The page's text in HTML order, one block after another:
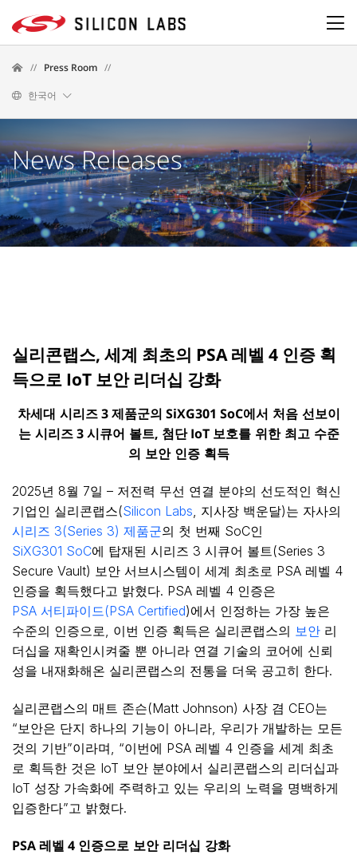
// Press Room //
한국어
News Releases
실리콘랩스, 세계 최초의 PSA 레벨 4 인증 획
득으로 IoT 보안 리더십 강화
차세대 시리즈3제품군의 SiXG301 SoC에서 처음 선보이
는 시리즈3시큐어 볼트, 첨단IoT 보호를 위한 최고 수준
의 보안 인증 획득
2025년 8월 7일 – 저전력 무선 연결 분야의 선도적인 혁신
기업인 실리콘랩스(Silicon Labs, 지사장 백운달)는 자사의
시리즈 3(Series 3) 제품군의 첫 번째 SoC인
SiXG301 SoC에 탑재된 시리즈 3 시큐어 볼트(Series 3
Secure Vault) 보안 서브시스템이 세계 최초로 PSA 레벨 4
인증을 획득했다고 밝혔다. PSA 레벨 4 인증은
PSA 서티파이드(PSA Certified)에서 인정하는 가장 높은
수준의 인증으로, 이번 인증 획득은 실리콘랩스의 보안 리
더십을 재확인시켜줄 뿐 아니라 연결 기술의 코어에 신뢰
성을 내재화해온 실리콘랩스의 전통을 더욱 공고히 한다.
실리콘랩스의 매트 존슨(Matt Johnson) 사장 겸 CEO는
“보안은 단지 하나의 기능이 아니라, 우리가 개발하는 모든
것의 기반”이라며, “이번에 PSA 레벨 4 인증을 세계 최초
로 획득한 것은 IoT 보안 분야에서 실리콘랩스의 리더십과
IoT 성장 가속화에 주력하고 있는 우리의 노력을 명백하게
입증한다”고 밝혔다.
PSA 레벨 4 인증으로 보안 리더십 강화